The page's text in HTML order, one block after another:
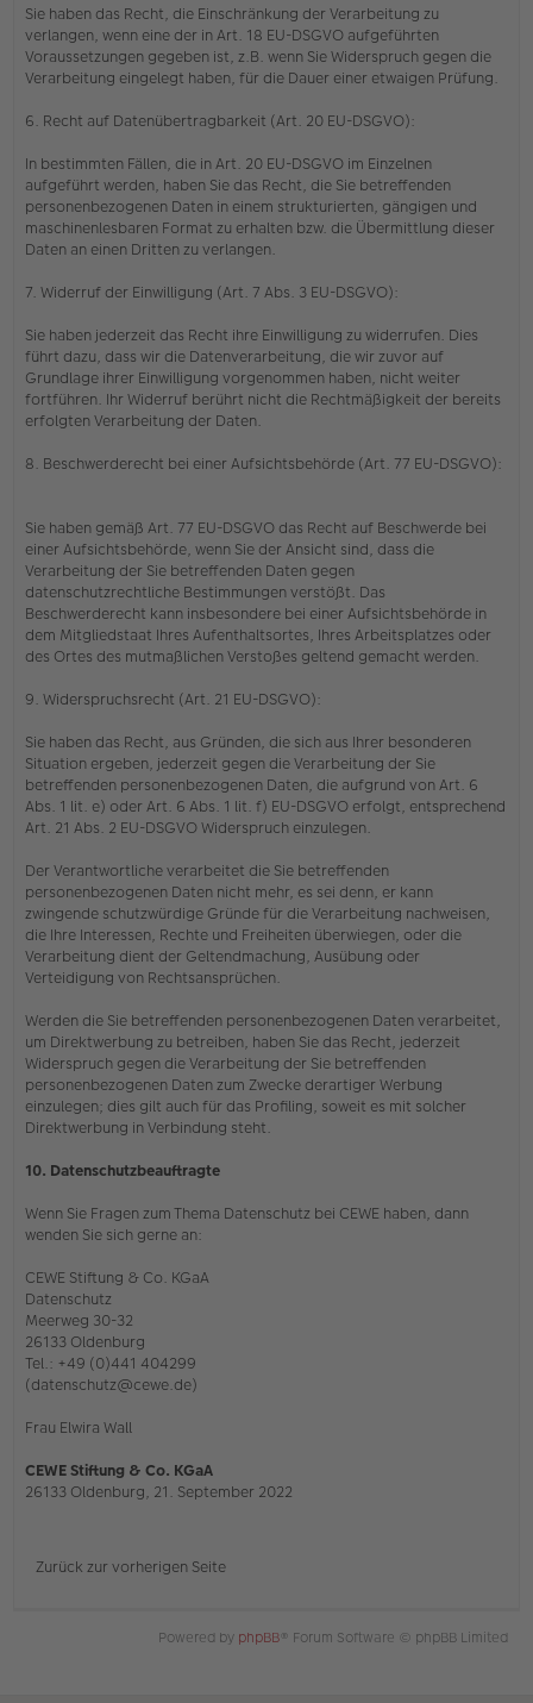
Sie haben das Recht, die Einschränkung der Verarbeitung zu
verlangen, wenn eine der in Art. 18 EU-DSGVO aufgeführten
Voraussetzungen gegeben ist, z.B. wenn Sie Widerspruch gegen die
Verarbeitung eingelegt haben, für die Dauer einer etwaigen Prüfung.
6. Recht auf Datenübertragbarkeit (Art. 20 EU-DSGVO):
In bestimmten Fällen, die in Art. 20 EU-DSGVO im Einzelnen
aufgeführt werden, haben Sie das Recht, die Sie betreffenden
personenbezogenen Daten in einem strukturierten, gängigen und
maschinenlesbaren Format zu erhalten bzw. die Übermittlung dieser
Daten an einen Dritten zu verlangen.
7. Widerruf der Einwilligung (Art. 7 Abs. 3 EU-DSGVO):
Sie haben jederzeit das Recht ihre Einwilligung zu widerrufen. Dies
führt dazu, dass wir die Datenverarbeitung, die wir zuvor auf
Grundlage ihrer Einwilligung vorgenommen haben, nicht weiter
fortführen. Ihr Widerruf berührt nicht die Rechtmäßigkeit der bereits
erfolgten Verarbeitung der Daten.
8. Beschwerderecht bei einer Aufsichtsbehörde (Art. 77 EU-DSGVO):
Sie haben gemäß Art. 77 EU-DSGVO das Recht auf Beschwerde bei
einer Aufsichtsbehörde, wenn Sie der Ansicht sind, dass die
Verarbeitung der Sie betreffenden Daten gegen
datenschutzrechtliche Bestimmungen verstößt. Das
Beschwerderecht kann insbesondere bei einer Aufsichtsbehörde in
dem Mitgliedstaat Ihres Aufenthaltsortes, Ihres Arbeitsplatzes oder
des Ortes des mutmaßlichen Verstoßes geltend gemacht werden.
9. Widerspruchsrecht (Art. 21 EU-DSGVO):
Sie haben das Recht, aus Gründen, die sich aus Ihrer besonderen
Situation ergeben, jederzeit gegen die Verarbeitung der Sie
betreffenden personenbezogenen Daten, die aufgrund von Art. 6
Abs. 1 lit. e) oder Art. 6 Abs. 1 lit. f) EU-DSGVO erfolgt, entsprechend
Art. 21 Abs. 2 EU-DSGVO Widerspruch einzulegen.
Der Verantwortliche verarbeitet die Sie betreffenden
personenbezogenen Daten nicht mehr, es sei denn, er kann
zwingende schutzwürdige Gründe für die Verarbeitung nachweisen,
die Ihre Interessen, Rechte und Freiheiten überwiegen, oder die
Verarbeitung dient der Geltendmachung, Ausübung oder
Verteidigung von Rechtsansprüchen.
Werden die Sie betreffenden personenbezogenen Daten verarbeitet,
um Direktwerbung zu betreiben, haben Sie das Recht, jederzeit
Widerspruch gegen die Verarbeitung der Sie betreffenden
personenbezogenen Daten zum Zwecke derartiger Werbung
einzulegen; dies gilt auch für das Profiling, soweit es mit solcher
Direktwerbung in Verbindung steht.
10. Datenschutzbeauftragte
Wenn Sie Fragen zum Thema Datenschutz bei CEWE haben, dann
wenden Sie sich gerne an:
CEWE Stiftung & Co. KGaA
Datenschutz
Meerweg 30-32
26133 Oldenburg
Tel.: +49 (0)441 404299
(datenschutz@cewe.de)
Frau Elwira Wall
CEWE Stiftung & Co. KGaA
26133 Oldenburg, 21. September 2022
Zurück zur vorherigen Seite
Powered by phpBB® Forum Software © phpBB Limited